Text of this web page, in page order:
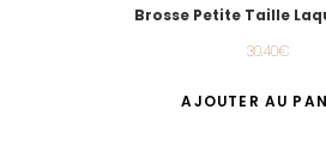
Brosse Petite Taille
30.40€
AJOUTER AU